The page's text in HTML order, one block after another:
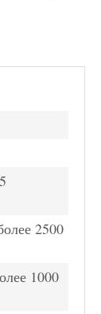
2500
1000